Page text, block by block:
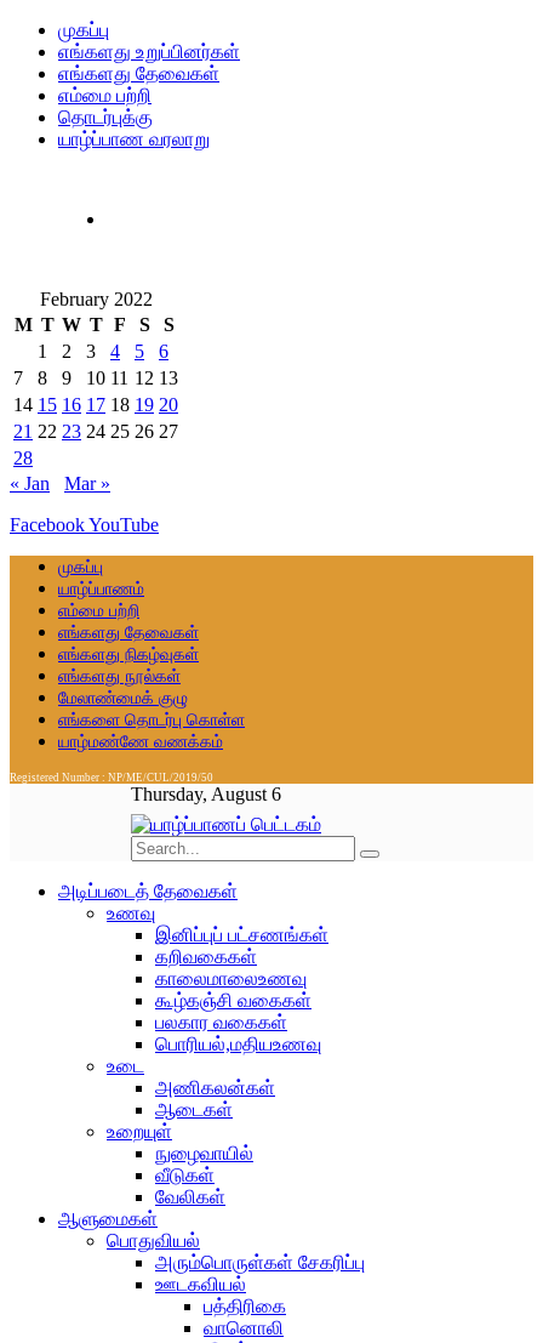
முகப்பு
எங்களது உறுப்பினர்கள்
எங்களது தேவைகள்
எம்மை பற்றி
தொடர்புக்கு
யாழ்ப்பாண வரலாறு
February 2022
M T W T F S
S
1
2 3 4 5
6
7
8 9 10 11 12 13
14 15 16 17 18 19 20
21 22 23 24 25 26 27
28
« Jan
Mar »
FacebookYouTube
முகப்பு
யாழ்ப்பாணம்
எம்மை பற்றி
எங்களது தேவைகள்
எங்களது நிகழ்வுகள்
எங்களது நூல்கள்
மேலாண்மைக் குழு
எங்களை தொடர்பு கொள்ள
யாழ்மண்ணே வணக்கம்
Registered Number : NP/ME/CUL/2019/50
Thursday, August 6
அடிப்படைத் தேவைகள்
உணவு
இனிப்புப் பட்சணங்கள்
கறிவகைகள்
காலைமாலைஉணவு
கூழ்கஞ்சி வகைகள்
பலகார வகைகள்
பொரியல்,மதியஉணவு
உடை
அணிகலன்கள்
ஆடைகள்
உறையுள்
நுழைவாயில்
வீடுகள்
வேலிகள்
ஆளுமைகள்
பொதுவியல்
அரும்பொருள்கள் சேகரிப்பு
ஊடகவியல்
பத்திரிகை
வானொலி